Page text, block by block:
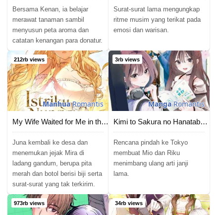
Bersama Kenan, ia belajar
merawat tanaman sambil
menyusun peta aroma dan
catatan kenangan para donatur.
Surat-surat lama mengungkap
ritme musim yang terikat pada
emosi dan warisan.
212rb views
ManhuaRomantis
My Wife Waited for Me in the Wheat Field
Juna kembali ke desa dan
menemukan jejak Mira di
ladang gandum, berupa pita
merah dan botol berisi biji serta
surat-surat yang tak terkirim.
3rb views
MangaRomantis
Kimi to Sakura no Hanataba wo &#8211; Denshi Gentei Egaki Oroshi Tokuten-tsuki
Rencana pindah ke Tokyo
membuat Mio dan Riku
menimbang ulang arti janji
lama.
973rb views 34rb views